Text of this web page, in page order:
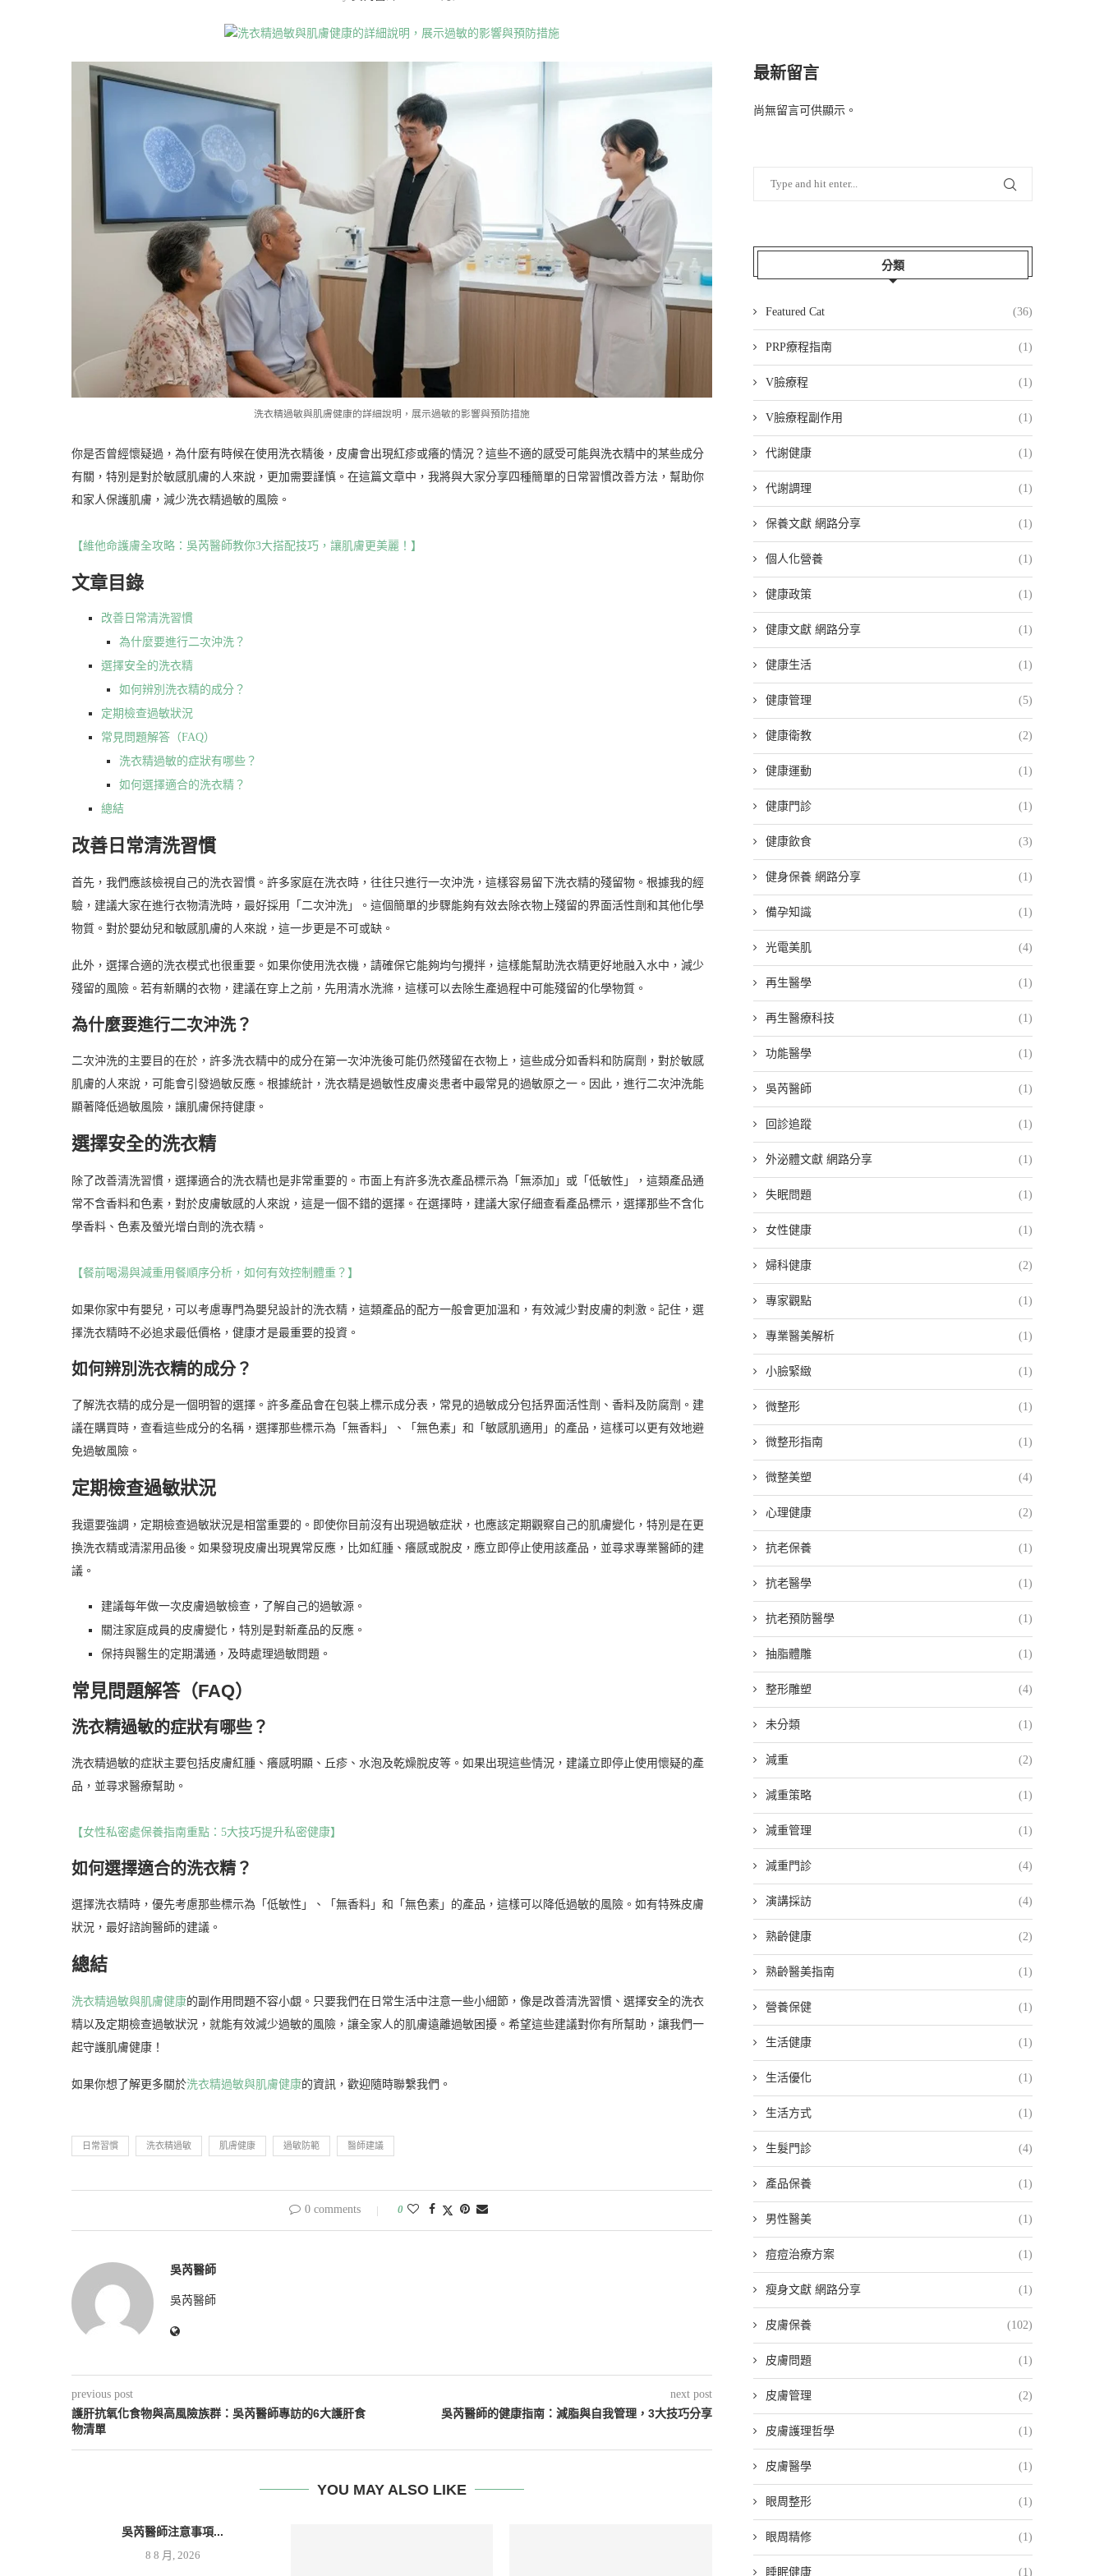
洗衣精過敏與肌膚健康的詳細說明，展示過敏的影響與預防措施
你是否曾經懷疑過，為什麼有時候在使用洗衣精後，皮膚會出現紅疹或癢的情況？這些不適的感受可能與洗衣精中的某些成分
有關，特別是對於敏感肌膚的人來說，更加需要謹慎。在這篇文章中，我將與大家分享四種簡單的日常習慣改善方法，幫助你
和家人保護肌膚，減少洗衣精過敏的風險。
【維他命護膚全攻略：吳芮醫師教你3大搭配技巧，讓肌膚更美麗！】
文章目錄
改善日常清洗習慣
為什麼要進行二次沖洗？
選擇安全的洗衣精
如何辨別洗衣精的成分？
定期檢查過敏狀況
常見問題解答（FAQ）
洗衣精過敏的症狀有哪些？
如何選擇適合的洗衣精？
總結
改善日常清洗習慣
首先，我們應該檢視自己的洗衣習慣。許多家庭在洗衣時，往往只進行一次沖洗，這樣容易留下洗衣精的殘留物。根據我的經
驗，建議大家在進行衣物清洗時，最好採用「二次沖洗」。這個簡單的步驟能夠有效去除衣物上殘留的界面活性劑和其他化學
物質。對於嬰幼兒和敏感肌膚的人來說，這一步更是不可或缺。
此外，選擇合適的洗衣模式也很重要。如果你使用洗衣機，請確保它能夠均勻攪拌，這樣能幫助洗衣精更好地融入水中，減少
殘留的風險。若有新購的衣物，建議在穿上之前，先用清水洗滌，這樣可以去除生產過程中可能殘留的化學物質。
為什麼要進行二次沖洗？
二次沖洗的主要目的在於，許多洗衣精中的成分在第一次沖洗後可能仍然殘留在衣物上，這些成分如香料和防腐劑，對於敏感
肌膚的人來說，可能會引發過敏反應。根據統計，洗衣精是過敏性皮膚炎患者中最常見的過敏原之一。因此，進行二次沖洗能
顯著降低過敏風險，讓肌膚保持健康。
選擇安全的洗衣精
除了改善清洗習慣，選擇適合的洗衣精也是非常重要的。市面上有許多洗衣產品標示為「無添加」或「低敏性」，這類產品通
常不含香料和色素，對於皮膚敏感的人來說，這是一個不錯的選擇。在選擇時，建議大家仔細查看產品標示，選擇那些不含化
學香料、色素及螢光增白劑的洗衣精。
【餐前喝湯與減重用餐順序分析，如何有效控制體重？】
如果你家中有嬰兒，可以考慮專門為嬰兒設計的洗衣精，這類產品的配方一般會更加溫和，有效減少對皮膚的刺激。記住，選
擇洗衣精時不必追求最低價格，健康才是最重要的投資。
如何辨別洗衣精的成分？
了解洗衣精的成分是一個明智的選擇。許多產品會在包裝上標示成分表，常見的過敏成分包括界面活性劑、香料及防腐劑。建
議在購買時，查看這些成分的名稱，選擇那些標示為「無香料」、「無色素」和「敏感肌適用」的產品，這樣可以更有效地避
免過敏風險。
定期檢查過敏狀況
我還要強調，定期檢查過敏狀況是相當重要的。即使你目前沒有出現過敏症狀，也應該定期觀察自己的肌膚變化，特別是在更
換洗衣精或清潔用品後。如果發現皮膚出現異常反應，比如紅腫、癢感或脫皮，應立即停止使用該產品，並尋求專業醫師的建
議。
建議每年做一次皮膚過敏檢查，了解自己的過敏源。
關注家庭成員的皮膚變化，特別是對新產品的反應。
保持與醫生的定期溝通，及時處理過敏問題。
常見問題解答（FAQ）
洗衣精過敏的症狀有哪些？
洗衣精過敏的症狀主要包括皮膚紅腫、癢感明顯、丘疹、水泡及乾燥脫皮等。如果出現這些情況，建議立即停止使用懷疑的產
品，並尋求醫療幫助。
【女性私密處保養指南重點：5大技巧提升私密健康】
如何選擇適合的洗衣精？
選擇洗衣精時，優先考慮那些標示為「低敏性」、「無香料」和「無色素」的產品，這樣可以降低過敏的風險。如有特殊皮膚
狀況，最好諮詢醫師的建議。
總結
洗衣精過敏與肌膚健康的副作用問題不容小覷。只要我們在日常生活中注意一些小細節，像是改善清洗習慣、選擇安全的洗衣
精以及定期檢查過敏狀況，就能有效減少過敏的風險，讓全家人的肌膚遠離過敏困擾。希望這些建議對你有所幫助，讓我們一
起守護肌膚健康！
如果你想了解更多關於洗衣精過敏與肌膚健康的資訊，歡迎隨時聯繫我們。
日常習慣 洗衣精過敏 肌膚健康 過敏防範 醫師建議
0 comments 0
吳芮醫師
吳芮醫師
previous post
護肝抗氧化食物與高風險族群：吳芮醫師專訪的6大護肝食
物清單
next post
吳芮醫師的健康指南：減脂與自我管理，3大技巧分享
YOU MAY ALSO LIKE
吳芮醫師注意事項...
8 8 月, 2026
最新留言
尚無留言可供顯示。
分類
Featured Cat (36)
PRP療程指南 (1)
V臉療程 (1)
V臉療程副作用 (1)
代謝健康 (1)
代謝調理 (1)
保養文獻 網路分享 (1)
個人化營養 (1)
健康政策 (1)
健康文獻 網路分享 (1)
健康生活 (1)
健康管理 (5)
健康衛教 (2)
健康運動 (1)
健康門診 (1)
健康飲食 (3)
健身保養 網路分享 (1)
備孕知識 (1)
光電美肌 (4)
再生醫學 (1)
再生醫療科技 (1)
功能醫學 (1)
吳芮醫師 (1)
回診追蹤 (1)
外泌體文獻 網路分享 (1)
失眠問題 (1)
女性健康 (1)
婦科健康 (2)
專家觀點 (1)
專業醫美解析 (1)
小臉緊緻 (1)
微整形 (1)
微整形指南 (1)
微整美塑 (4)
心理健康 (2)
抗老保養 (1)
抗老醫學 (1)
抗老預防醫學 (1)
抽脂體雕 (1)
整形雕塑 (4)
未分類 (1)
減重 (2)
減重策略 (1)
減重管理 (1)
減重門診 (4)
演講採訪 (4)
熟齡健康 (2)
熟齡醫美指南 (1)
營養保健 (1)
生活健康 (1)
生活優化 (1)
生活方式 (1)
生髮門診 (4)
產品保養 (1)
男性醫美 (1)
痘痘治療方案 (1)
瘦身文獻 網路分享 (1)
皮膚保養 (102)
皮膚問題 (1)
皮膚管理 (2)
皮膚護理哲學 (1)
皮膚醫學 (1)
眼周整形 (1)
眼周精修 (1)
睡眠健康 (1)